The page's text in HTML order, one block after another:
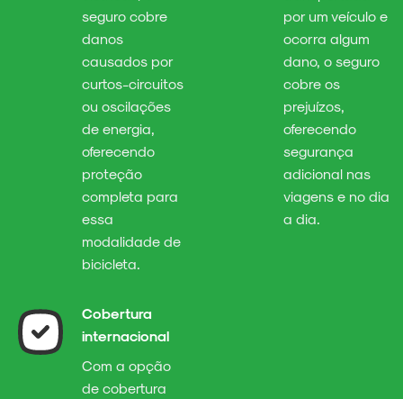
seguro cobre
danos
causados por
curtos-circuitos
ou oscilações
de energia,
oferecendo
proteção
completa para
essa
modalidade de
bicicleta.
por um veículo e
ocorra algum
dano, o seguro
cobre os
prejuízos,
oferecendo
segurança
adicional nas
viagens e no dia
a dia.
Cobertura
internacional
Com a opção
de cobertura